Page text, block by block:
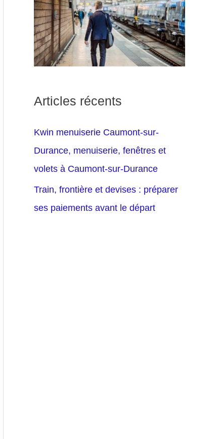
Articles récents
Kwin menuiserie Caumont-sur-
Durance, menuiserie, fenêtres et
volets à Caumont-sur-Durance
Train, frontière et devises : préparer
ses paiements avant le départ